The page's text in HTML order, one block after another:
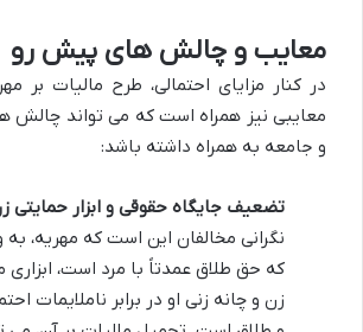
معایب و چالش های پیش رو
در کنار مزایای احتمالی، طرح مالیات بر
معایبی نیز همراه است که می تواند چالش
و جامعه به همراه داشته باشد:
تضعیف جایگاه حقوقی و ابزار حمایتی
نگرانی مخالفان این است که مهریه،
که حق طلاق عمدتاً با مرد است، ابزاری
زن و چانه زنی او در برابر ناملایمات